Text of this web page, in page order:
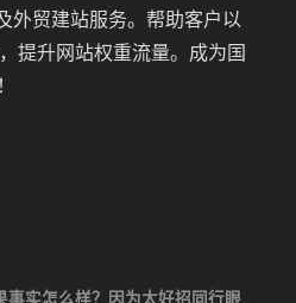
外贸建站服务。帮助客户以
提升网站权重流量。成为国
事实怎么样？因为太好招同行眼